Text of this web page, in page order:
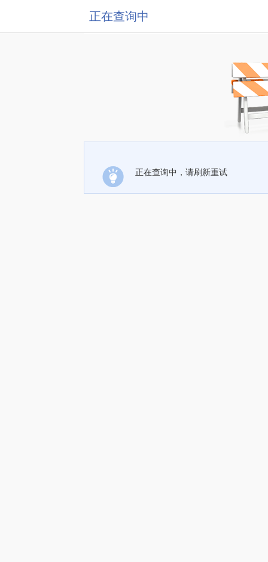
正在查询中
正在查询中，请刷新重试